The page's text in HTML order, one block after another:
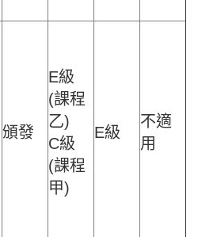
頒發
E級
(課程
乙)
C級
(課程
甲)
E級
不適
用